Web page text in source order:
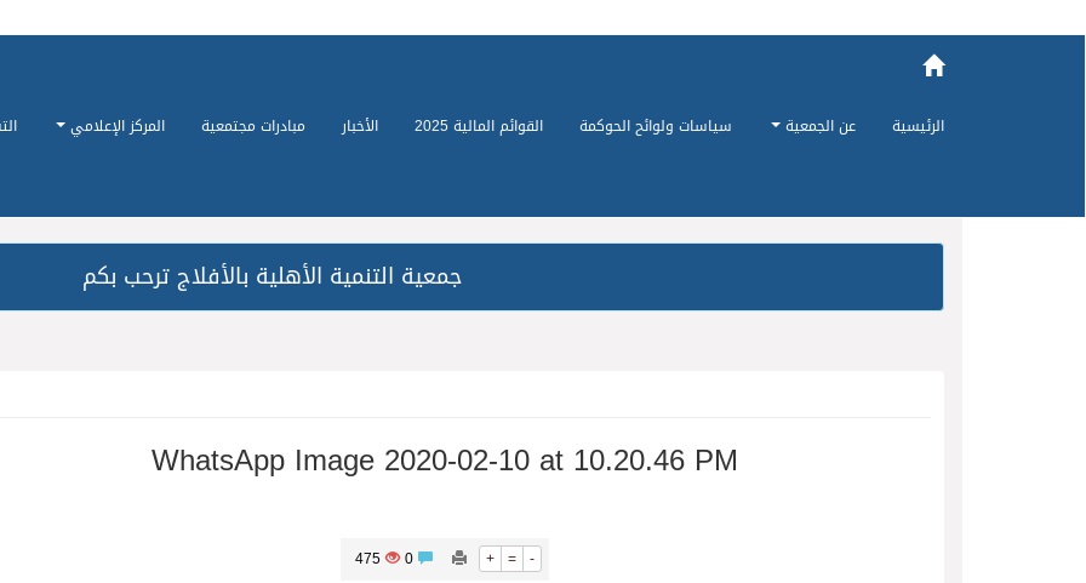
الرئيسية عن الجمعية سياسات ولوائح الحوكمة القوائم المالية 2025 الأخبار مبادرات مجتمعية المركز الإعلامي
جمعية التنمية الأهلية بالأفلاج ترحب بكم
WhatsApp Image 2020-02-10 at 10.20.46 PM
+ = -
0
475